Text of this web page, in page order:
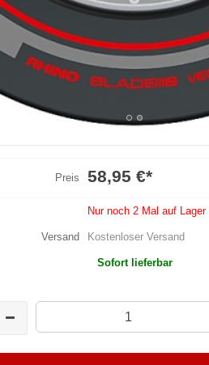
Preis 58,95 €*
Nur noch 2 Mal auf Lager
Versand Kostenloser Versand
Sofort lieferbar